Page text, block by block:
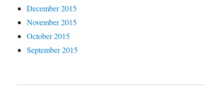
December 2015
November 2015
October 2015
September 2015